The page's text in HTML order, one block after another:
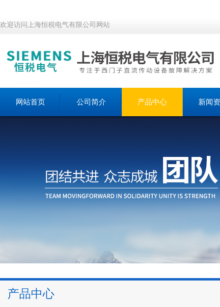
欢迎访问上海恒税电气有限公司网站
网站首页 公司简介 产品中心 新闻
产品中心